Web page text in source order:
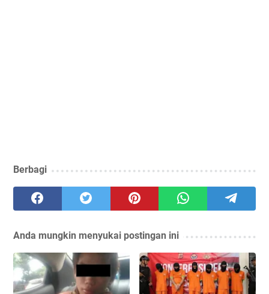
Berbagi
Anda mungkin menyukai postingan ini